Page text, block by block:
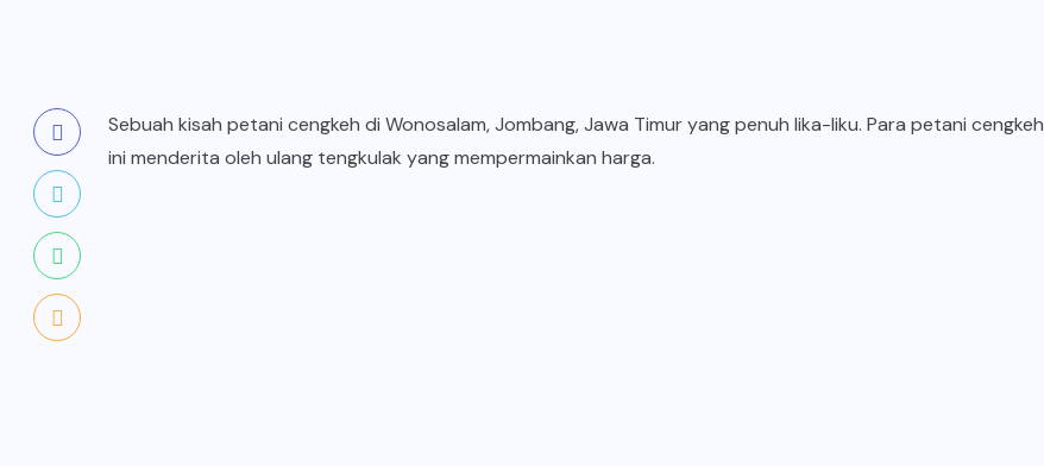
Sebuah kisah petani cengkeh di Wonosalam, Jombang, Jawa Timur yang penuh lika-liku. Para petani cengkeh
ini menderita oleh ulang tengkulak yang mempermainkan harga.